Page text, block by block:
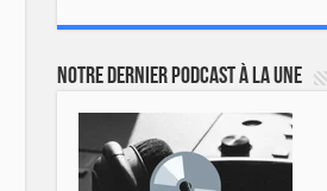
Notre dernier podcast à la une